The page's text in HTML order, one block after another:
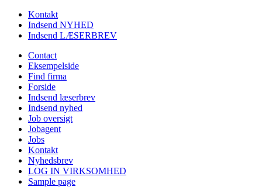
Kontakt
Indsend NYHED
Indsend LÆSERBREV
Contact
Eksempelside
Find firma
Forside
Indsend læserbrev
Indsend nyhed
Job oversigt
Jobagent
Jobs
Kontakt
Nyhedsbrev
LOG IN VIRKSOMHED
Sample page